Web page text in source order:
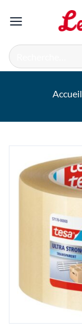
Recherche
pour :
Accueil